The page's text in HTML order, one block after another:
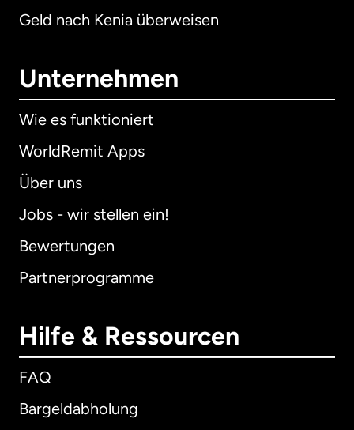
Geld nach Kenia überweisen
Unternehmen
Wie es funktioniert
WorldRemit Apps
Über uns
Jobs - wir stellen ein!
Bewertungen
Partnerprogramme
Hilfe & Ressourcen
FAQ
Bargeldabholung